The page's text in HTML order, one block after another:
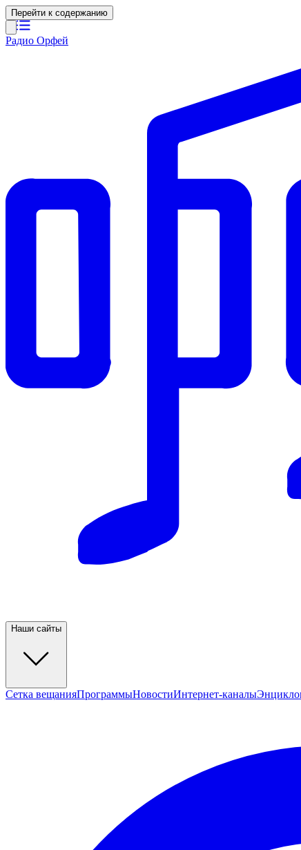
Перейти к содержанию
Радио Орфей
Наши сайты
Сетка вещанияПрограммыНовостиИнтернет-каналы